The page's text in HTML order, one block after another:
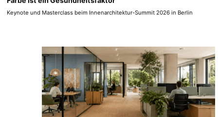
Keynote und Masterclass beim Innenarchitektur-Summit 2026 in Berlin